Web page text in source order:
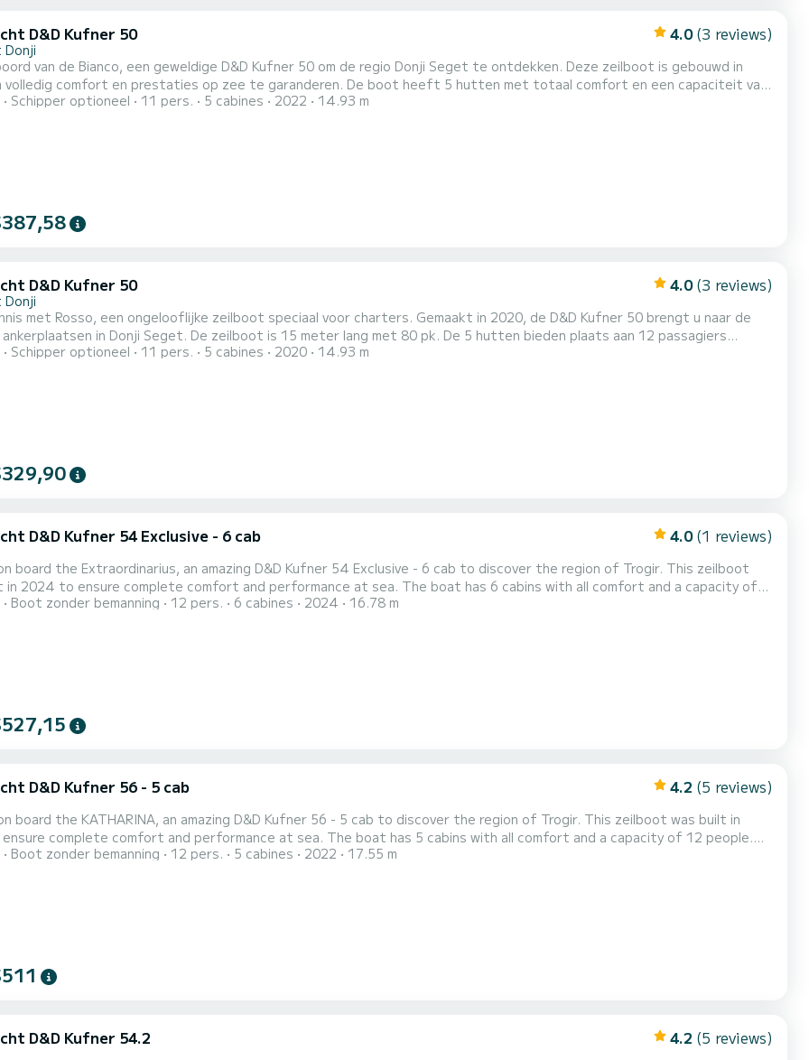
D&D Kufner 50 4.0 (3 reviews)
van de Bianco, een geweldige D&D Kufner 50 om de regio Donji Seget te ontdekken. Deze zeilboot is gebouwd in
comfort en prestaties op zee te garanderen. De boot heeft 5 hutten met totaal comfort en een capaciteit van
Met een totale lengte van 15 meter en 80 pk, zal het uw beste vriend zijn bij het doorbrengen van buitengewone
Schipper optioneel 11 pers. 5 cabines 2022 14.93 m
D&D Kufner 50 4.0 (3 reviews)
met Rosso, een ongelooflijke zeilboot speciaal voor charters. Gemaakt in 2020, de D&D Kufner 50 brengt u naar de
Seget. De zeilboot is 15 meter lang met 80 pk. De 5 hutten bieden plaats aan 12 passagiers
met een douche Deze boot is uitgerust met een Furling grootzeil en
Schipper optioneel 11 pers. 5 cabines 2020 14.93 m
D&D Kufner 54 Exclusive - 6 cab 4.0 (1 reviews)
board the Extraordinarius, an amazing D&D Kufner 54 Exclusive - 6 cab to discover the region of Trogir. This zeilboot
to ensure complete comfort and performance at sea. The boat has 6 cabins with all comfort and a capacity of
With an overall length of 17 meters, it will be your best ally to spend an exceptional vacation on the water in the
Boot zonder bemanning 12 pers. 6 cabines 2024 16.78 m
D&D Kufner 56 - 5 cab 4.2 (5 reviews)
board the KATHARINA, an amazing D&D Kufner 56 - 5 cab to discover the region of Trogir. This zeilboot was built in
comfort and performance at sea. The boat has 5 cabins with all comfort and a capacity of 12 people.
length of 18 meters, it will be your best ally to spend an exceptional vacation on the water in the surroundings of
Boot zonder bemanning 12 pers. 5 cabines 2022 17.55 m
D&D Kufner 54.2 4.2 (5 reviews)